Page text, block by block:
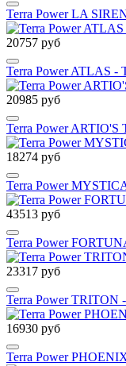
Terra Power LA
20757 руб
Terra Power ATLAS -
20985 руб
Terra Power ARTIO'S
18274 руб
Terra Power
43513 руб
Terra Power
23317 руб
Terra Power TRITON
16930 руб
Terra Power